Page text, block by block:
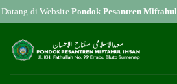
di WebsitePondok Pesantren Miftahul